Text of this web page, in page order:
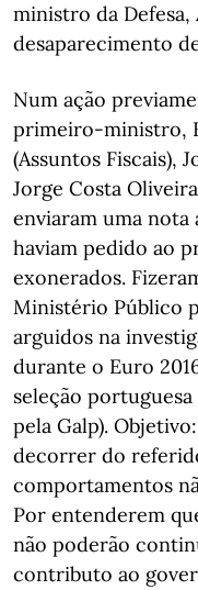
ministro da Defesa,
desaparecimento
Num ação
primeiro-ministro,
(Assuntos Fiscais),
Jorge Costa
enviaram uma nota
haviam pedido ao
exonerados.
Ministério Público
arguidos na
durante o Euro
seleção
pela Galp).
decorrer do
comportamentos
Por entenderem
não poderão
contributo ao